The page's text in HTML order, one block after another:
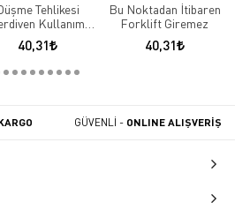
Tehlikesi
Kullanımı
Yazılı Talimatleri
Güvensiz
40,31
Bu Noktadan İtibaren
Forklift Giremez
40,31
GÜVENLİ - ONLINE ALIŞVERİŞ